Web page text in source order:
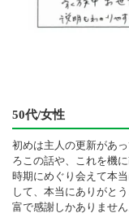
50代/女性
初めは主人の更新があ
ろこの話や、これを機
時期にめぐり会えて本
して、本当にありがと
富で感謝しかありません